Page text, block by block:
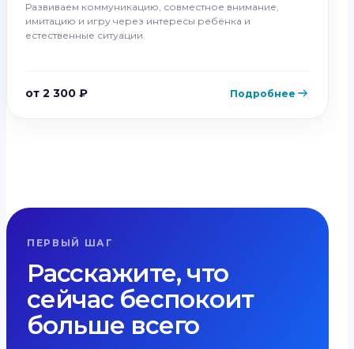
Развиваем коммуникацию, совместное внимание,
имитацию и игру через интересы ребёнка и
естественные ситуации.
от 2 300 ₽ Подробнее
ПЕРВЫЙ ШАГ
Расскажите, что
сейчас беспокоит
больше всего